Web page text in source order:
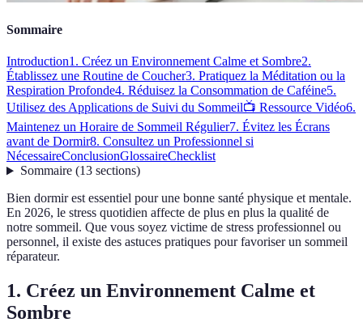
Sommaire
Introduction1. Créez un Environnement Calme et Sombre2.
Établissez une Routine de Coucher3. Pratiquez la Méditation ou la
Respiration Profonde4. Réduisez la Consommation de Caféine5.
Utilisez des Applications de Suivi du Sommeil📺 Ressource Vidéo6.
Maintenez un Horaire de Sommeil Régulier7. Évitez les Écrans
avant de Dormir8. Consultez un Professionnel si
NécessaireConclusionGlossaireChecklist
Sommaire(13 sections)
Bien dormir est essentiel pour une bonne santé physique et mentale.
En 2026, le stress quotidien affecte de plus en plus la qualité de
notre sommeil. Que vous soyez victime de stress professionnel ou
personnel, il existe des astuces pratiques pour favoriser un sommeil
réparateur.
1. Créez un Environnement Calme et
Sombre